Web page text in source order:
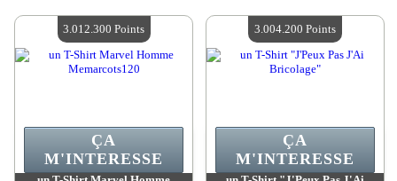
Quantité Disponible :4
Quantité Disponible :4
ÇA
M'INTERESSE
3.012.300 Points
ÇA
M'INTERESSE
3.004.200 Points